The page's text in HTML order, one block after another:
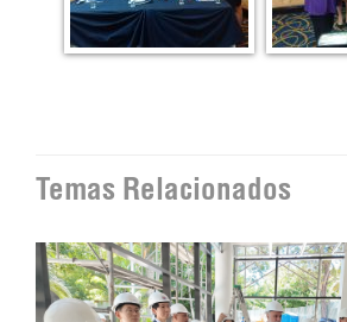
Temas Relacionados